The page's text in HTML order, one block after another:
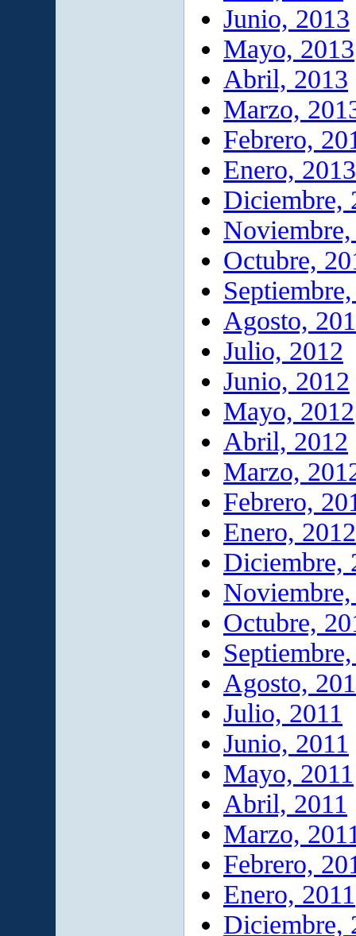
Junio, 2013
Mayo, 2013
Abril, 2013
Marzo,
Febrero,
Enero, 2013
Diciembre,
Octubre,
Agosto,
Julio, 2012
Junio, 2012
Mayo, 2012
Abril, 2012
Marzo,
Febrero,
Enero, 2012
Diciembre,
Octubre,
Agosto,
Julio, 2011
Junio, 2011
Mayo, 2011
Abril, 2011
Marzo,
Febrero,
Enero, 2011
Diciembre,